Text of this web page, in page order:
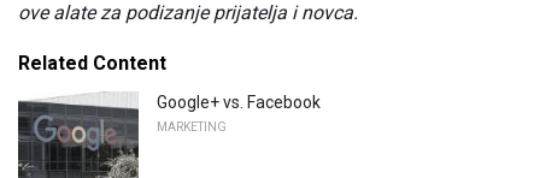
ove alate za podizanje prijatelja i novca.
Related Content
Google+ vs. Facebook
MARKETING